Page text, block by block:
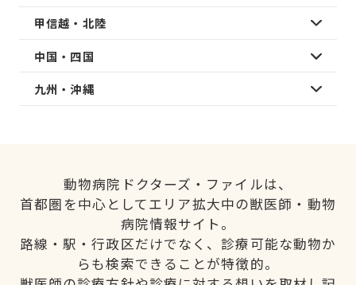
甲信越・北陸
中国・四国
九州・沖縄
動物病院ドクターズ・ファイルは、
首都圏を中心としてエリア拡大中の獣医師・動物
病院情報サイト。
路線・駅・行政区だけでなく、診療可能な動物か
らも検索できることが特徴的。